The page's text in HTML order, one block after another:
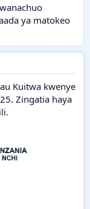
ya matokeo
Kuitwa kwenye
Zingatia haya